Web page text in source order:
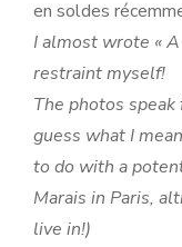
en soldes
I almost wrote «
restraint myself!
The photos
guess what I
to do with a
Marais in Paris,
live in!)